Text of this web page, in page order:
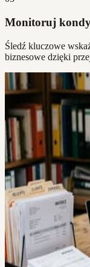
Monitoruj
Śledź kluczowe
biznesowe dzięki